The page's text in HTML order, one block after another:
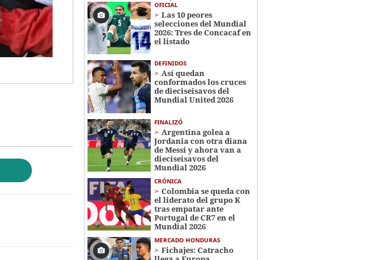
OFICIAL
Las 10 peores
selecciones del Mundial
2026: Tres de Concacaf en
el listado
DEFINIDOS
Así quedan
conformados los cruces
de dieciseisavos del
Mundial United 2026
FINALIZÓ
Argentina golea a
Jordania con otra diana
de Messi y ahora van a
dieciseisavos del
Mundial 2026
CRÓNICA
Colombia se queda con
el liderato del grupo K
tras empatar ante
Portugal de CR7 en el
Mundial 2026
MERCADO HONDURAS
Fichajes: Catracho